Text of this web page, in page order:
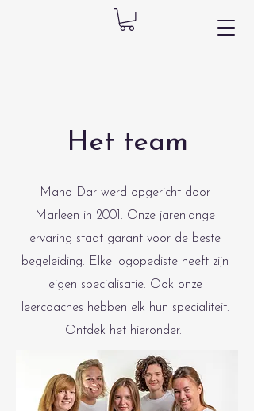
Het team
Mano Dar werd opgericht door
Marleen in 2001. Onze jarenlange
ervaring staat garant voor de beste
begeleiding. Elke logopediste heeft zijn
eigen specialisatie. Ook onze
leercoaches hebben elk hun specialiteit.
Ontdek het hieronder.